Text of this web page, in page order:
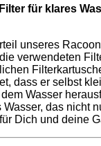
für klares
unseres
verwendeten
dass er selbst
Wasser
das nicht
Dich und deine